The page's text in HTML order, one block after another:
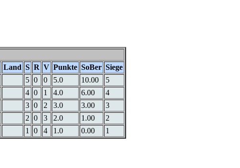
Land S R V Punkte SoBer Siege
5 0 0 5.0 10.00
5
4 0 1 4.0 6.00
4
3 0 2 3.0 3.00
3
2 0 3 2.0 1.00
2
1 0 4 1.0 0.00 1